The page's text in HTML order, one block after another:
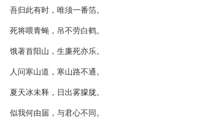
吾归此有时，唯须一番箔。
死将喂青蝇，吊不劳白鹤。
饿著首阳山，生廉死亦乐。
人问寒山道，寒山路不通。
夏天冰未释，日出雾朦胧。
似我何由届，与君心不同。